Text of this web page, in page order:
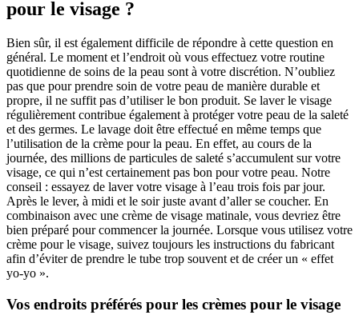
pour le visage ?
Bien sûr, il est également difficile de répondre à cette question en
général. Le moment et l’endroit où vous effectuez votre routine
quotidienne de soins de la peau sont à votre discrétion. N’oubliez
pas que pour prendre soin de votre peau de manière durable et
propre, il ne suffit pas d’utiliser le bon produit. Se laver le visage
régulièrement contribue également à protéger votre peau de la saleté
et des germes. Le lavage doit être effectué en même temps que
l’utilisation de la crème pour la peau. En effet, au cours de la
journée, des millions de particules de saleté s’accumulent sur votre
visage, ce qui n’est certainement pas bon pour votre peau. Notre
conseil : essayez de laver votre visage à l’eau trois fois par jour.
Après le lever, à midi et le soir juste avant d’aller se coucher. En
combinaison avec une crème de visage matinale, vous devriez être
bien préparé pour commencer la journée. Lorsque vous utilisez votre
crème pour le visage, suivez toujours les instructions du fabricant
afin d’éviter de prendre le tube trop souvent et de créer un « effet
yo-yo ».
Vos endroits préférés pour les crèmes pour le visage